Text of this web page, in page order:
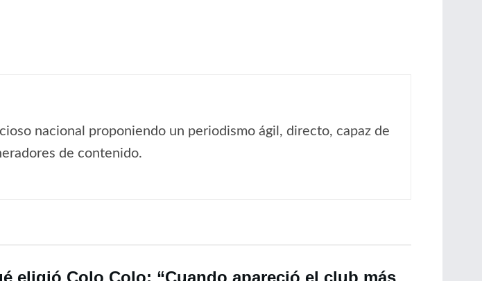
nacional proponiendo un periodismo ágil, directo, capaz de
de contenido.